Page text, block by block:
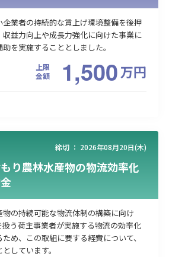
業者の持続的な賃上げ環境整備を後押
収益力向上や成長力強化に向けた事業に
を実施することとしました。
上限
金額
1,500万円
締切 ： 2026年08月20日(木)
り農林水産物の物流効率化
の持続可能な物流体制の構築に向け
う荷主事業者が実施する物流の効率化
め、この取組に要する経費について、
しています。